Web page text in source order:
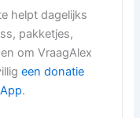
helpt dagelijks
pakketjes,
om VraagAlex
een donatie
.